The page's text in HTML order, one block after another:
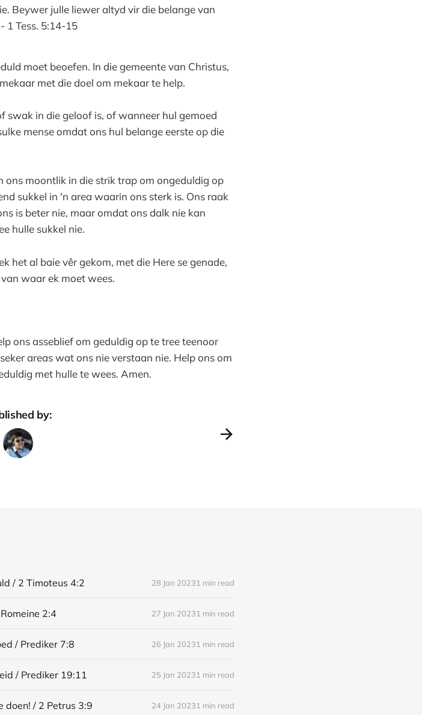
Beywer julle liewer altyd vir die belange van
1 Tess. 5:14-15
moet beoefen. In die gemeente van Christus,
met die doel om mekaar te help.
swak in die geloof is, of wanneer hul gemoed
mense omdat ons hul belange eerste op die
ons moontlik in die strik trap om ongeduldig op
sukkel in 'n area waarin ons sterk is. Ons raak
is beter nie, maar omdat ons dalk nie kan
hulle sukkel nie.
het al baie vêr gekom, met die Here se genade,
waar ek moet wees.
ons asseblief om geduldig op te tree teenoor
areas wat ons nie verstaan nie. Help ons om
met hulle te wees. Amen.
by:
/ 2 Timoteus 4:2 28 Jan 20231 min read
2:4 27 Jan 20231 min read
/ Prediker 7:8 26 Jan 20231 min read
/ Prediker 19:11 25 Jan 20231 min read
doen! / 2 Petrus 3:9 24 Jan 20231 min read